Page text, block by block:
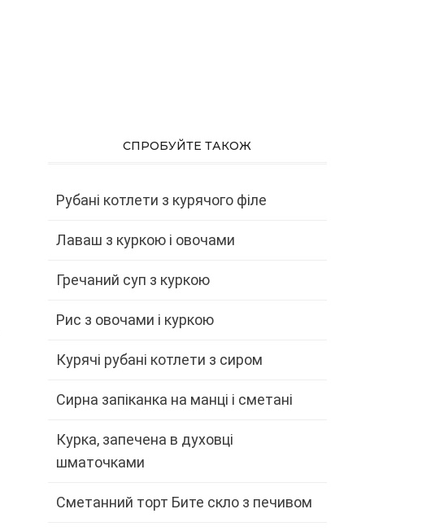
СПРОБУЙТЕ ТАКОЖ
Рубані котлети з курячого філе
Лаваш з куркою і овочами
Гречаний суп з куркою
Рис з овочами і куркою
Курячі рубані котлети з сиром
Сирна запіканка на манці і сметані
Курка, запечена в духовці
шматочками
Сметанний торт Бите скло з печивом